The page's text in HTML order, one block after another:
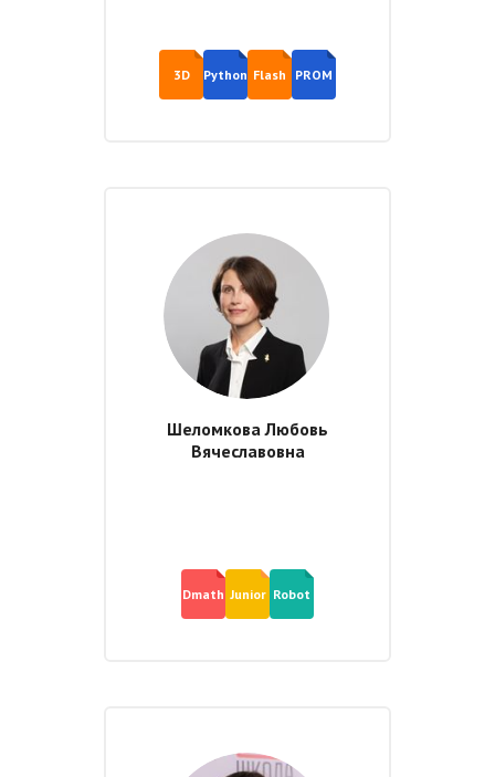
3D Python Flash PROM
Шеломкова Любовь
Вячеславовна
Dmath Junior Robot